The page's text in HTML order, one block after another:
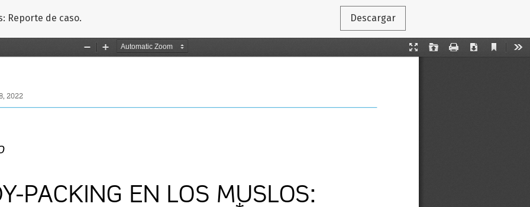
Reporte de caso. Descargar